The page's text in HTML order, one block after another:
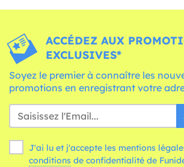
ACCÉDEZ AUX
EXCLUSIVES*
Soyez le premier à connaître les
promotions en enregistrant votre
J'ai lu et j'accepte les mentions
conditions de confidentialité de